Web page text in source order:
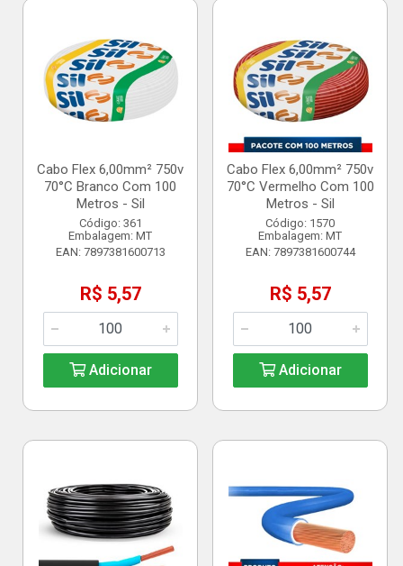
Cabo Flex 6,00mm² 750v
70°C Branco Com 100
Metros - Sil
Código: 361
Embalagem: MT
EAN: 7897381600713
R$ 5,57
Adicionar
Cabo Flex 6,00mm² 750v
70°C Vermelho Com 100
Metros - Sil
Código: 1570
Embalagem: MT
EAN: 7897381600744
R$ 5,57
Adicionar